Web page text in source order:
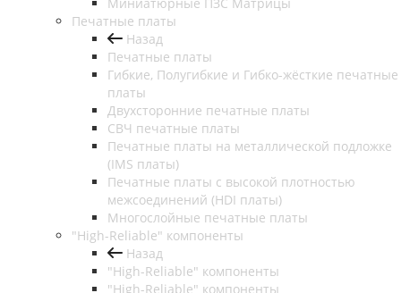
Печатные платы
Назад
Печатные платы
Гибкие, Полугибкие и Гибко-жёсткие печатные
платы
Двухсторонние печатные платы
СВЧ печатные платы
Печатные платы на металлической подложке
(IMS платы)
Печатные платы с высокой плотностью
межсоединений (HDI платы)
Многослойные печатные платы
"High-Reliable" компоненты
Назад
"High-Reliable" компоненты
"High-Reliable" компоненты